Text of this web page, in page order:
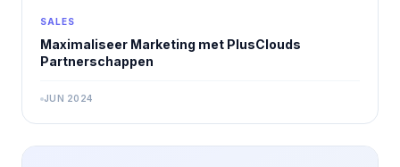
SALES
Maximaliseer Marketing met PlusClouds
Partnerschappen
JUN 2024